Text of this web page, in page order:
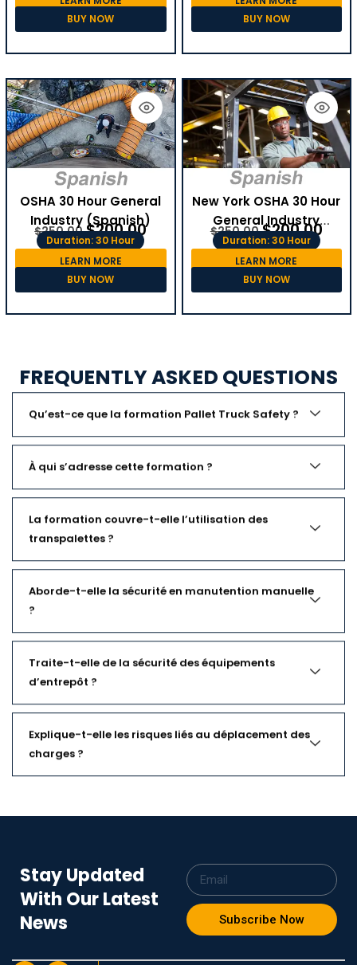
BUY NOW
BUY NOW
OSHA 30 Hour General
Industry (Spanish)
$250.00 $200.00
Duration: 30 Hour
LEARN MORE
BUY NOW
New York OSHA 30 Hour
General Industry
(Spanish)
$250.00 $200.00
Duration: 30 Hour
LEARN MORE
BUY NOW
FREQUENTLY ASKED QUESTIONS
Qu’est-ce que la formation Pallet Truck Safety ?
À qui s’adresse cette formation ?
La formation couvre-t-elle l’utilisation des
transpalettes ?
Aborde-t-elle la sécurité en manutention manuelle
?
Traite-t-elle de la sécurité des équipements
d’entrepôt ?
Explique-t-elle les risques liés au déplacement des
charges ?
Stay Updated
With Our Latest
News
Subscribe Now